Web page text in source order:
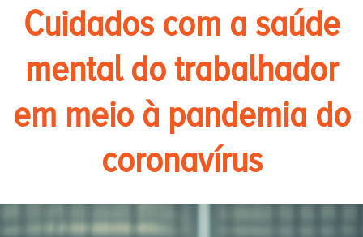
Cuidados com a saúde
mental do trabalhador
em meio à pandemia do
coronavírus